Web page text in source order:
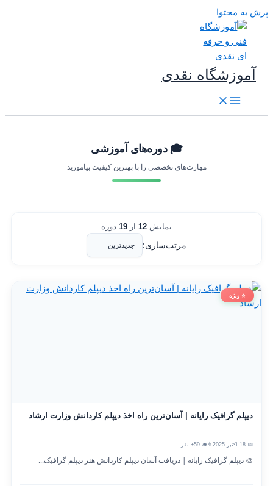
به محتوا
آموزشگاه نقدی
🎓 دوره‌های آموزشی
مهارت‌های تخصصی را با بهترین کیفیت بیاموزید
نمایش12 از 19 دوره
مرتب‌سازی:
⭐ ویژه
دیپلم گرافیک رایانه | آسان‌ترین راه اخذ دیپلم کاردانش وزارت ارشاد
👨‍🎓 59+ نفر
🎨 دیپلم گرافیک رایانه | دریافت آسان دیپلم کاردانش هنر دیپلم گرافیک...